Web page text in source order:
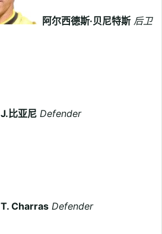
阿尔西德斯·贝尼特斯 后卫
J.比亚尼 Defender
T. Charras Defender